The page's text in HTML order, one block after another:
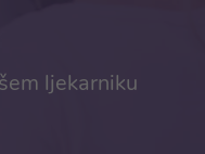
ljekarniku